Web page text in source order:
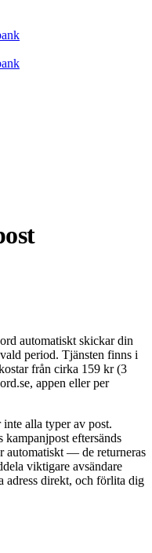
automatiskt skickar din
period. Tjänsten finns i
från cirka 159 kr (3
appen eller per
alla typer av post.
eftersänds
automatiskt — de returneras
viktigare avsändare
adress direkt, och förlita dig